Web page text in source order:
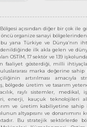
açısından diğer bir çok ile
öncü organize sanayi
bu yana Türkiye ve Dünya’nın
denildiğinde ilk akla gelen ve
OSTİM, 17 sektör ve 139
faaliyet gösterdiği, milli
marka değerine
artırılması amacıyla
bölgede üretim ve tasarım
raylı sistemler, medikal,
enerji, kauçuk teknolojileri
ve üretim kabiliyetine
altyapısını ve
Bu stratejik sektörlerde